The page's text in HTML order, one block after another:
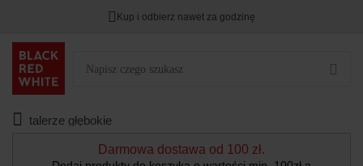
Kup i odbierz nawet za godzinę
talerze głębokie
Darmowa dostawa od 100 zł.